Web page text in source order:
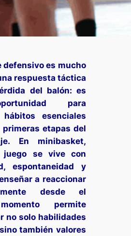
defensivo es mucho
respuesta táctica
del balón: es
para
esenciales
primeras etapas del
En minibasket,
juego se vive con
espontaneidad y
a reaccionar
desde el
permite
no solo habilidades
también valores